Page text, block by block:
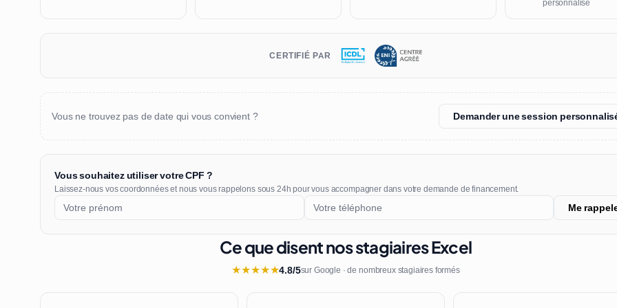
personnalisé
CERTIFIÉ PAR
Vous ne trouvez pas de date qui vous convient ? Demander une session
Vous souhaitez utiliser votre CPF ?
Laissez-nous vos coordonnées et nous vous rappelons sous 24h pour vous accompagner dans votre demande de financement.
Me
Ce que disent nos stagiaires Excel
★★★★★4.8/5sur Google · de nombreux stagiaires formés